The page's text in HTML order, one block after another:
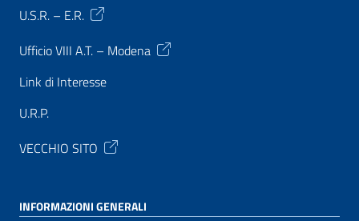
U.S.R. – E.R.
Ufficio VIII A.T. – Modena
Link di Interesse
U.R.P.
VECCHIO SITO
INFORMAZIONI GENERALI